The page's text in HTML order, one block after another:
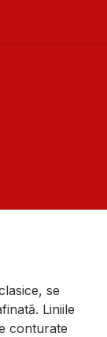
se
Liniile
conturate